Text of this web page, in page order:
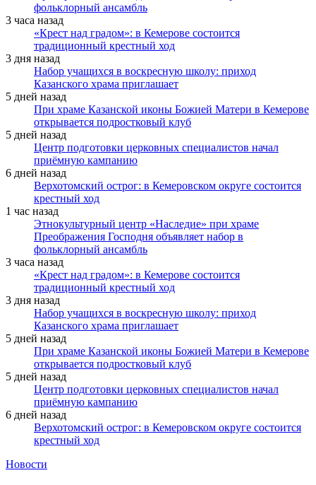
фольклорный ансамбль
3 часа назад
«Крест над градом»: в Кемерове состоится
традиционный крестный ход
3 дня назад
Набор учащихся в воскресную школу: приход
Казанского храма приглашает
5 дней назад
При храме Казанской иконы Божией Матери в Кемерове
открывается подростковый клуб
5 дней назад
Центр подготовки церковных специалистов начал
приёмную кампанию
6 дней назад
Верхотомский острог: в Кемеровском округе состоится
крестный ход
1 час назад
Этнокультурный центр «Наследие» при храме
Преображения Господня объявляет набор в
фольклорный ансамбль
3 часа назад
«Крест над градом»: в Кемерове состоится
традиционный крестный ход
3 дня назад
Набор учащихся в воскресную школу: приход
Казанского храма приглашает
5 дней назад
При храме Казанской иконы Божией Матери в Кемерове
открывается подростковый клуб
5 дней назад
Центр подготовки церковных специалистов начал
приёмную кампанию
6 дней назад
Верхотомский острог: в Кемеровском округе состоится
крестный ход
Новости